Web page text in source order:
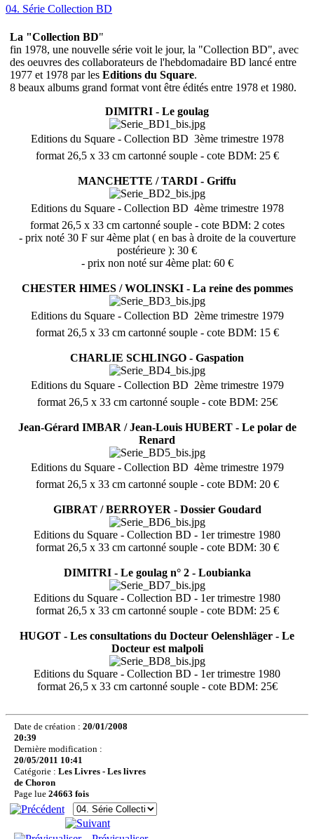
04. Série Collection BD
La "Collection BD"
fin 1978, une nouvelle série voit le jour, la "Collection BD", avec
des oeuvres des collaborateurs de l'hebdomadaire BD lancé entre
1977 et 1978 par les Editions du Square.
8 beaux albums grand format vont être édités entre 1978 et 1980.
DIMITRI - Le goulag
Editions du Square - Collection BD  3ème trimestre 1978
format 26,5 x 33 cm cartonné souple - cote BDM: 25 €
MANCHETTE / TARDI - Griffu
Editions du Square - Collection BD  4ème trimestre 1978
format 26,5 x 33 cm cartonné souple - cote BDM: 2 cotes
- prix noté 30 F sur 4ème plat ( en bas à droite de la couverture
postérieure ): 30 €
- prix non noté sur 4ème plat: 60 €
CHESTER HIMES / WOLINSKI - La reine des pommes
Editions du Square - Collection BD  2ème trimestre 1979
format 26,5 x 33 cm cartonné souple - cote BDM: 15 €
CHARLIE SCHLINGO - Gaspation
Editions du Square - Collection BD  2ème trimestre 1979
format 26,5 x 33 cm cartonné souple - cote BDM: 25€
Jean-Gérard IMBAR / Jean-Louis HUBERT - Le polar de
Renard
Editions du Square - Collection BD  4ème trimestre 1979
format 26,5 x 33 cm cartonné souple - cote BDM: 20 €
GIBRAT / BERROYER - Dossier Goudard
Editions du Square - Collection BD - 1er trimestre 1980
format 26,5 x 33 cm cartonné souple - cote BDM: 30 €
DIMITRI - Le goulag n° 2 - Loubianka
Editions du Square - Collection BD - 1er trimestre 1980
format 26,5 x 33 cm cartonné souple - cote BDM: 25 €
HUGOT - Les consultations du Docteur Oelenshläger - Le
Docteur est malpoli
Editions du Square - Collection BD - 1er trimestre 1980
format 26,5 x 33 cm cartonné souple - cote BDM: 25€
Date de création : 20/01/2008
20:39
Dernière modification :
20/05/2011 10:41
Catégorie : Les Livres - Les livres
de Choron
Page lue 24663 fois